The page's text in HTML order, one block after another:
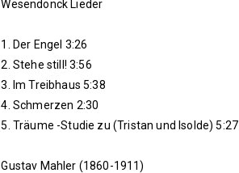
Wesendonck Lieder
1. Der Engel 3:26
2. Stehe still! 3:56
3. Im Treibhaus 5:38
4. Schmerzen 2:30
5. Träume -Studie zu (Tristan und Isolde) 5:27
Gustav Mahler (1860-1911)